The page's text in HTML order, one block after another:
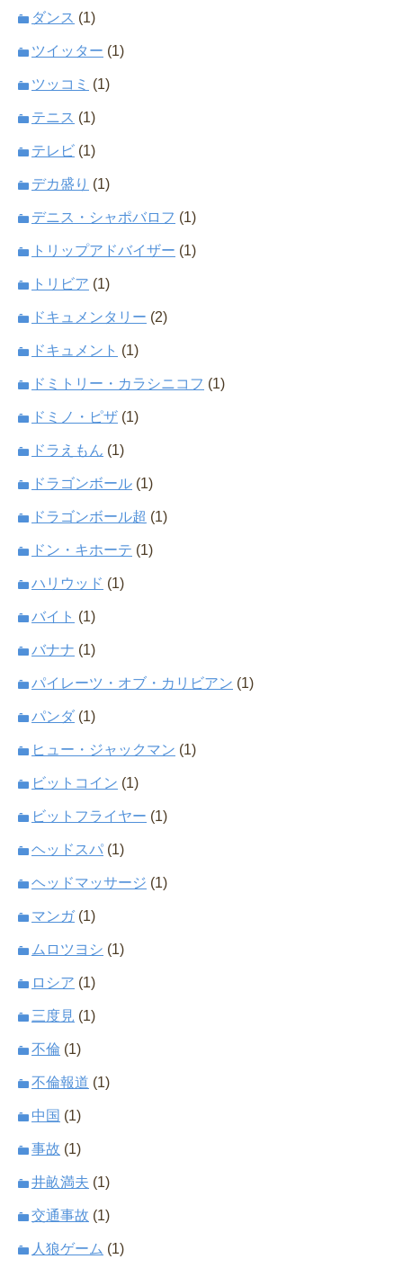
ダンス (1)
ツイッター (1)
ツッコミ (1)
テニス (1)
テレビ (1)
デカ盛り (1)
デニス・シャポバロフ (1)
トリップアドバイザー (1)
トリビア (1)
ドキュメンタリー (2)
ドキュメント (1)
ドミトリー・カラシニコフ (1)
ドミノ・ピザ (1)
ドラえもん (1)
ドラゴンボール (1)
ドラゴンボール超 (1)
ドン・キホーテ (1)
ハリウッド (1)
バイト (1)
バナナ (1)
パイレーツ・オブ・カリビアン (1)
パンダ (1)
ヒュー・ジャックマン (1)
ビットコイン (1)
ビットフライヤー (1)
ヘッドスパ (1)
ヘッドマッサージ (1)
マンガ(1)
ムロツヨシ (1)
ロシア (1)
三度見 (1)
不倫 (1)
不倫報道 (1)
中国 (1)
事故 (1)
井畝満夫 (1)
交通事故 (1)
人狼ゲーム (1)